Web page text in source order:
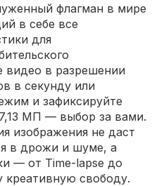
флагман в мире
в себе все
для
видео в разрешении
в секунду или
и зафиксируйте
МП — выбор за вами.
изображения не даст
в дрожи и шуме, а
— от Time-lapse до
свободу.